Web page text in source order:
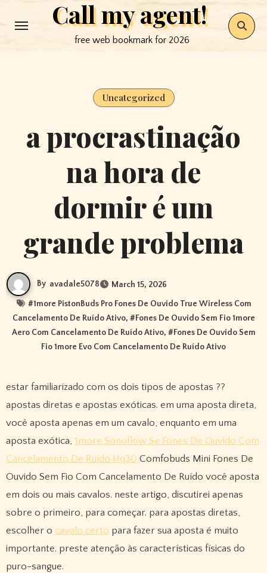
to
Call my agent!
free web bookmark for 2026
Uncategorized
a procrastinação
na hora de
dormir é um
grande problema
By avadale5078 March 15, 2026
#1more PistonBuds Pro Fones De Ouvido True Wireless Com
Cancelamento De Ruído Ativo, #Fones De Ouvido Sem Fio 1more
Aero Com Cancelamento De Ruído Ativo, #Fones De Ouvido Sem
Fio 1more Evo Com Cancelamento De Ruído Ativo
estar familiarizado com os dois tipos de apostas ??
apostas diretas e apostas exóticas. em uma aposta direta,
você aposta apenas em um cavalo, enquanto em uma
aposta exótica, 1more Sonoflow Se Fones De Ouvido Com
Cancelamento De Ruído Hq30 Comfobuds Mini Fones De
Ouvido Sem Fio Com Cancelamento De Ruído você aposta
em dois ou mais cavalos. neste artigo, discutirei apenas
sobre o primeiro, para começar. para apostas diretas,
escolher o cavalo certo para fazer sua aposta é muito
importante. preste atenção às características físicas do
puro-sangue.